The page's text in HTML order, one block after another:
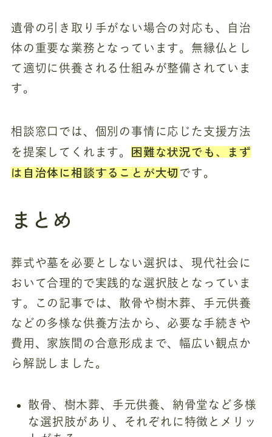
遺骨の引き取り手がない場合の対応も、自治
体の重要な業務となっています。無縁仏とし
て適切に供養される仕組みが整備されていま
す。
相談窓口では、個別の事情に応じた支援方法
を提案してくれます。 困難な状況でも、まず
は自治体に相談することが大切です。
まとめ
葬式や墓を必要としない選択は、現代社会に
おいて合理的で実践的な選択肢となっていま
す。この記事では、散骨や樹木葬、手元供養
などの多様な供養方法から、必要な手続きや
費用、家族間の合意形成まで、幅広い観点か
ら解説しました。
散骨、樹木葬、手元供養、納骨堂など多様
な選択肢があり、それぞれに特徴とメリッ